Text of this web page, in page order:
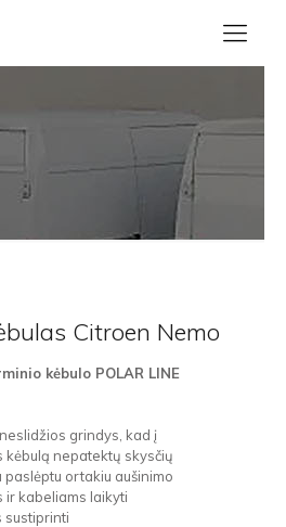
Citroen Nemo
kėbulo POLAR LINE
grindys, kad į
nepatektų skysčių
ortakiu aušinimo
ir kabeliams laikyti
sustiprinti